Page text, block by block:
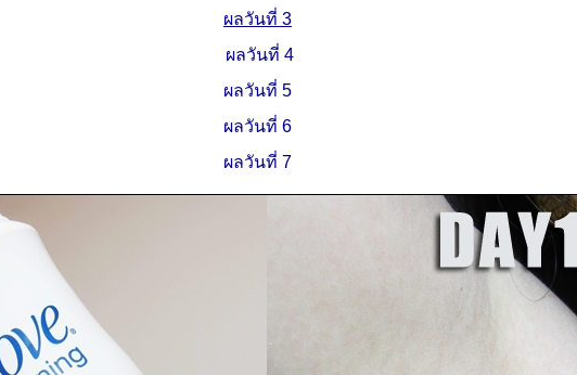
ผลวันที่ 3
ผลวันที่ 4
ผลวันที่ 5
ผลวันที่ 6
ผลวันที่ 7